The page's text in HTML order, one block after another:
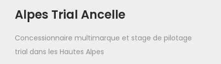
Alpes Trial Ancelle
Concessionnaire multimarque et stage de pilotage
trial dans les Hautes Alpes